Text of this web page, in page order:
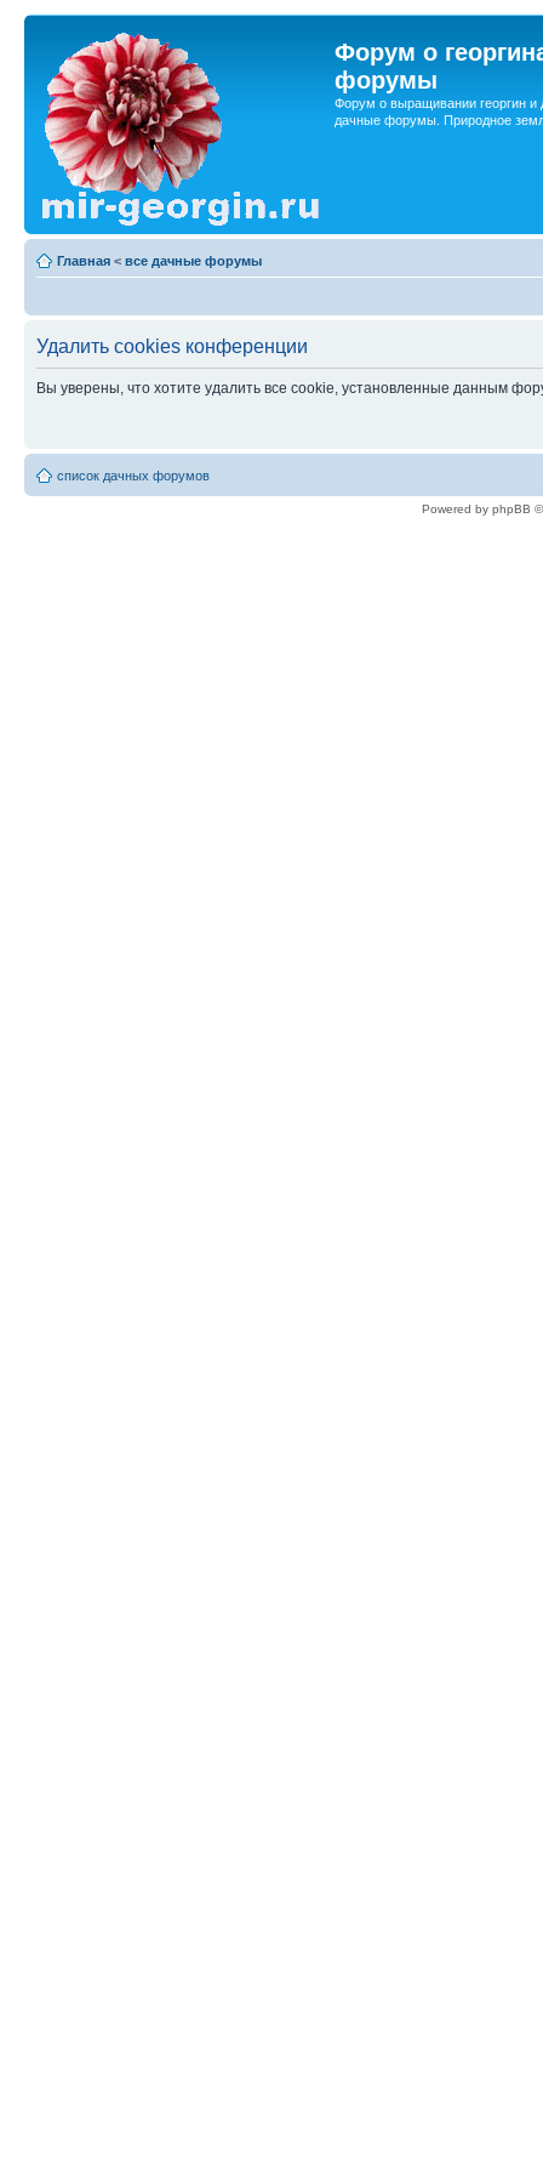
Форум о
форумы
Форум о выращивании георгин и
дачные форумы. Природное
Главная < все дачные форумы
Удалить cookies конференции
Вы уверены, что хотите удалить все cookie, установленные данным
список дачных форумов
Powered by phpBB